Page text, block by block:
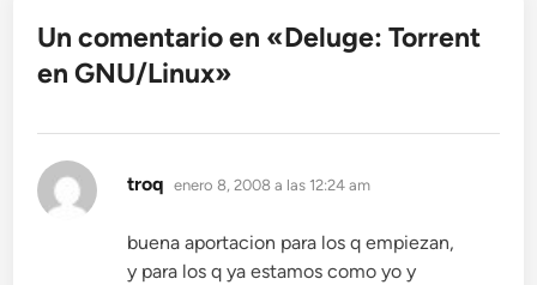
Un comentario en «Deluge: Torrent
en GNU/Linux»
troq dice:
enero 8, 2008 a las 12:24 am
buena aportacion para los q empiezan,
y para los q ya estamos como yo y